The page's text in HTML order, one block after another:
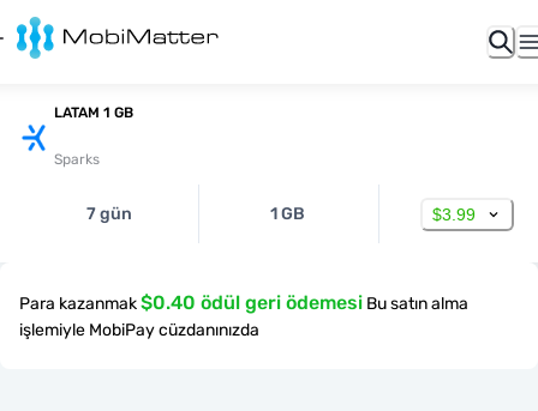
LATAM 1 GB
Sparks
7 gün 1 GB $3.99
Para kazanmak$0.40 ödül geri ödemesi Bu satın alma
işlemiyle MobiPay cüzdanınızda